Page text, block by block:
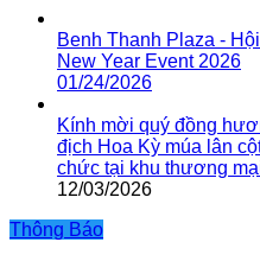
Benh Thanh Plaza -
New Year Event 2026
01/24/2026
Kính mời quý đồng
địch Hoa Kỳ múa lân
chức tại khu thương
12/03/2026
Thông Báo